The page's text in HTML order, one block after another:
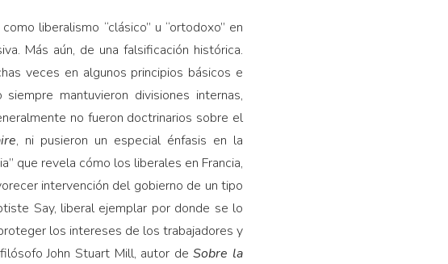
liberalismo “clásico” u “ortodoxo” en
Más aún, de una falsificación histórica.
veces en algunos principios básicos e
mantuvieron divisiones internas,
no fueron doctrinarios sobre el
, ni pusieron un especial énfasis en la
que revela cómo los liberales en Francia,
intervención del gobierno de un tipo
Say, liberal ejemplar por donde se lo
los intereses de los trabajadores y
John Stuart Mill, autor deSobre la